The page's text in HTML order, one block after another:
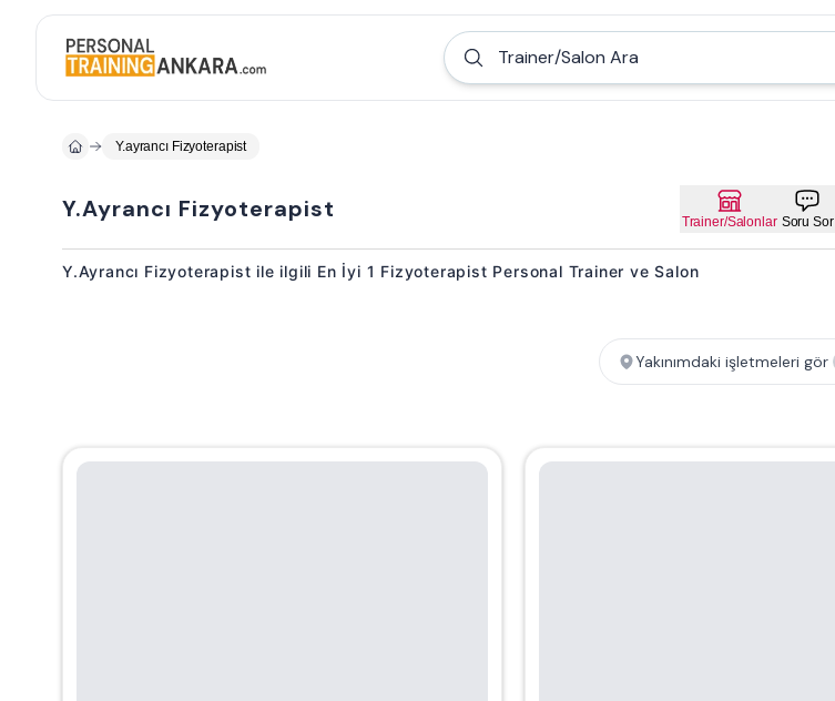
Trainer/Salon Ara
Y.ayrancı Fizyoterapist
Y.Ayrancı Fizyoterapist Trainer/Salonlar Soru Sor
Y.Ayrancı Fizyoterapist ile ilgili En İyi 1 Fizyoterapist Personal Trainer ve Salon
Yakınımdaki işletmeleri gör